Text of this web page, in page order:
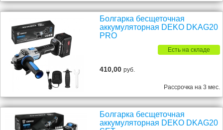
Болгарка бесщеточная
аккумуляторная DEKO DKAG20
PRO
Есть на складе
410,00руб.
Рассрочка на 3 мес.
Болгарка бесщеточная
аккумуляторная DEKO DKAG20